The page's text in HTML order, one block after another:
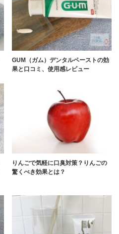
GUM（ガム）デンタルペーストの効
果と口コミ、使用感レビュー
りんごで気軽に口臭対策？りんごの
驚くべき効果とは？